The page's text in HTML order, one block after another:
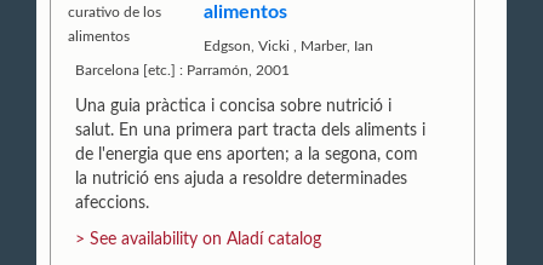
alimentos
Edgson, Vicki
Marber, Ian
Barcelona [etc.] : Parramón, 2001
Una guia pràctica i concisa sobre nutrició i
salut. En una primera part tracta dels aliments i
de l'energia que ens aporten; a la segona, com
la nutrició ens ajuda a resoldre determinades
afeccions.
> See availability on Aladí catalog